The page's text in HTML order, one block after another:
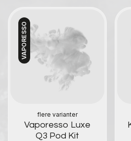
VAPORESSO
flere varianter
Vaporesso Luxe
Q3 Pod Kit
Kontakt oss